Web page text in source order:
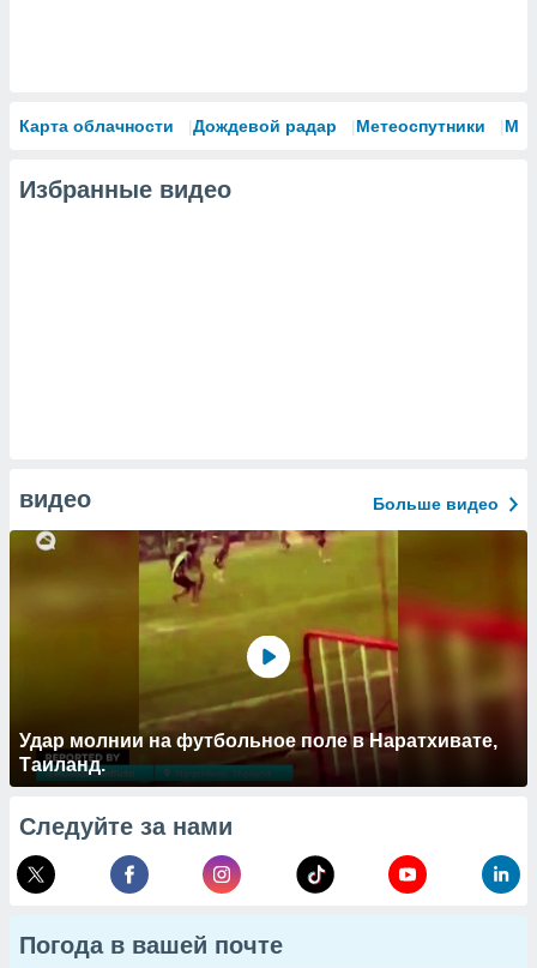
Карта облачности Дождевой радар Метеоспутники
Избранные видео
видео Больше видео
Удар молнии на футбольное поле в Наратхивате,
Таиланд.
Следуйте за нами
Погода в вашей почте